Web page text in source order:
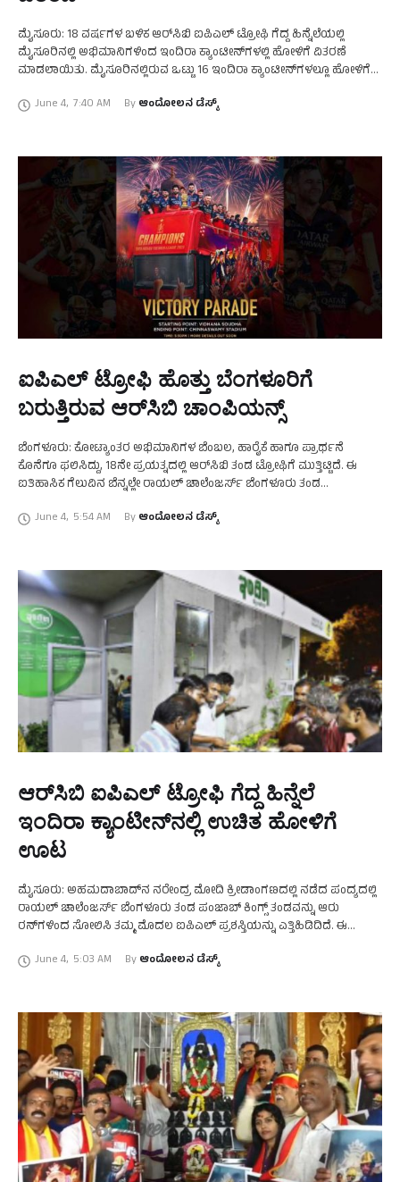
ಮೈಸೂರು: 18 ವರ್ಷಗಳ ಬಳಿಕ ಆರ್‌ಸಿಬಿ ಐಪಿಎಲ್‌ ಟ್ರೋಫಿ ಗೆದ್ದ ಹಿನ್ನೆಲೆಯಲ್ಲಿ
ಮೈಸೂರಿನಲ್ಲಿ ಅಭಿಮಾನಿಗಳಿಂದ ಇಂದಿರಾ ಕ್ಯಾಂಟೀನ್‌ಗಳಲ್ಲಿ ಹೋಳಿಗೆ ವಿತರಣೆ
ಮಾಡಲಾಯಿತು. ಮೈಸೂರಿನಲ್ಲಿರುವ ಒಟ್ಟು 16 ಇಂದಿರಾ ಕ್ಯಾಂಟೀನ್‌ಗಳಲ್ಲೂ ಹೋಳಿಗೆ
June 4, 7:40 AM By ಆಂದೋಲನ ಡೆಸ್ಕ್
ಐಪಿಎಲ್‌ ಟ್ರೋಫಿ ಹೊತ್ತು ಬೆಂಗಳೂರಿಗೆ
ಬರುತ್ತಿರುವ ಆರ್‌ಸಿಬಿ ಚಾಂಪಿಯನ್ಸ್‌
ಬೆಂಗಳೂರು: ಕೋಟ್ಯಾಂತರ ಅಭಿಮಾನಿಗಳ ಬೆಂಬಲ, ಹಾರೈಕೆ ಹಾಗೂ ಪ್ರಾರ್ಥನೆ
ಕೊನೆಗೂ ಫಲಿಸಿದ್ದು, 18ನೇ ಪ್ರಯತ್ನದಲ್ಲಿ ಆರ್‌ಸಿಬಿ ತಂಡ ಟ್ರೋಫಿಗೆ ಮುತ್ತಿಟ್ಟಿದೆ. ಈ
ಐತಿಹಾಸಿಕ ಗೆಲುವಿನ ಬೆನ್ನಲ್ಲೇ ರಾಯಲ್‌ ಚಾಲೆಂಜರ್ಸ್‌ ಬೆಂಗಳೂರು ತಂಡ
June 4, 5:54 AM By ಆಂದೋಲನ ಡೆಸ್ಕ್
ಆರ್‌ಸಿಬಿ ಐಪಿಎಲ್‌ ಟ್ರೋಫಿ ಗೆದ್ದ ಹಿನ್ನೆಲೆ
ಇಂದಿರಾ ಕ್ಯಾಂಟೀನ್‌ನಲ್ಲಿ ಉಚಿತ ಹೋಳಿಗೆ
ಊಟ
ಮೈಸೂರು: ಅಹಮದಾಬಾದ್‌ನ ನರೇಂದ್ರ ಮೋದಿ ಕ್ರೀಡಾಂಗಣದಲ್ಲಿ ನಡೆದ ಪಂದ್ಯದಲ್ಲಿ
ರಾಯಲ್‌ ಚಾಲೆಂಜರ್ಸ್‌ ಬೆಂಗಳೂರು ತಂಡ ಪಂಜಾಬ್‌ ಕಿಂಗ್ಸ್‌ ತಂಡವನ್ನು ಆರು
ರನ್‌ಗಳಿಂದ ಸೋಲಿಸಿ ತಮ್ಮ ಮೊದಲ ಐಪಿಎಲ್‌ ಪ್ರಶಸ್ತಿಯನ್ನು ಎತ್ತಿಹಿಡಿದಿದೆ. ಈ
June 4, 5:03 AM By ಆಂದೋಲನ ಡೆಸ್ಕ್